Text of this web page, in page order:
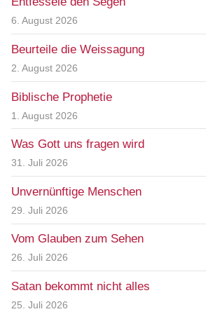
6. August 2026
Beurteile die Weissagung
2. August 2026
Biblische Prophetie
1. August 2026
Was Gott uns fragen wird
31. Juli 2026
Unvernünftige Menschen
29. Juli 2026
Vom Glauben zum Sehen
26. Juli 2026
Satan bekommt nicht alles
25. Juli 2026